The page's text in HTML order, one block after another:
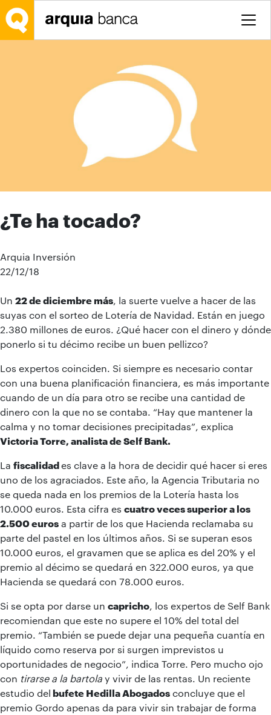
Saltar al contenido principal
¿Te ha tocado?
Arquia Inversión
22/12/18
Un 22 de diciembre más , la suerte vuelve a hacer de las
suyas con el sorteo de Lotería de Navidad. Están en juego
2.380 millones de euros. ¿Qué hacer con el dinero y dónde
ponerlo si tu décimo recibe un buen pellizco?
Los expertos coinciden. Si siempre es necesario contar
con una buena planificación financiera, es más importante
cuando de un día para otro se recibe una cantidad de
dinero con la que no se contaba. “Hay que mantener la
calma y no tomar decisiones precipitadas”, explica
Victoria Torre, analista de Self Bank.
La fiscalidades clave a la hora de decidir qué hacer si eres
uno de los agraciados. Este año, la Agencia Tributaria no
se queda nada en los premios de la Lotería hasta los
10.000 euros. Esta cifra es cuatro veces superior a los
2.500 euros a partir de los que Hacienda reclamaba su
parte del pastel en los últimos años. Si se superan esos
10.000 euros, el gravamen que se aplica es del 20% y el
premio al décimo se quedará en 322.000 euros, ya que
Hacienda se quedará con 78.000 euros.
Si se opta por darse un capricho , los expertos de Self Bank
recomiendan que este no supere el 10% del total del
premio. “También se puede dejar una pequeña cuantía en
líquido como reserva por si surgen imprevistos u
oportunidades de negocio”, indica Torre. Pero mucho ojo
con tirarse a la bartola y vivir de las rentas. Un reciente
estudio del bufete Hedilla Abogados concluye que el
premio Gordo apenas da para vivir sin trabajar de forma